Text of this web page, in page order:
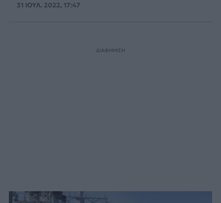
31 ΙΟΥΛ. 2022, 17:47
ΔΙΑΦΗΜΙΣΗ